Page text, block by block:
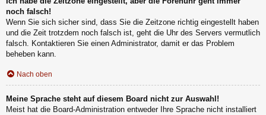
noch falsch!
Wenn Sie sich sicher sind, dass Sie die Zeitzone richtig eingestellt haben
und die Zeit trotzdem noch falsch ist, geht die Uhr des Servers vermutlich
falsch. Kontaktieren Sie einen Administrator, damit er das Problem
beheben kann.
Nach oben
Meine Sprache steht auf diesem Board nicht zur Auswahl!
Meist hat die Board-Administration entweder Ihre Sprache nicht installiert